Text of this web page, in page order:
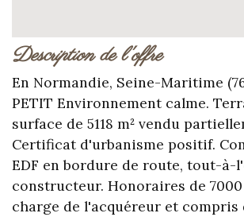
description de l'offre
En Normandie, Seine-Maritime
PETIT Environnement calme.
surface de 5118 m² vendu
Certificat d'urbanisme positif.
EDF en bordure de route, tout-à-
constructeur. Honoraires de
charge de l'acquéreur et compris